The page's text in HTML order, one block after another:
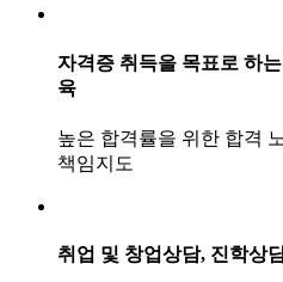
자격증 취득을 목표로 하
육
높은 합격률을 위한 합격
책임지도
취업 및 창업상담, 진학상